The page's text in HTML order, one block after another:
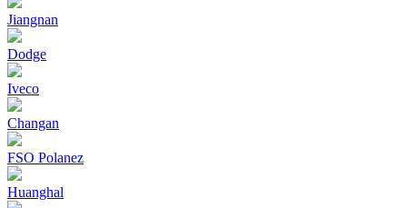
Jiangnan
Dodge
Iveco
Changan
FSO Polanez
Huanghal